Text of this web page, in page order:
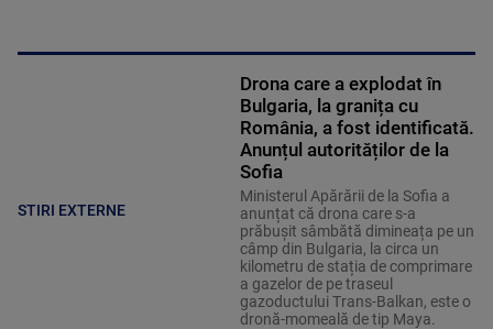
STIRI EXTERNE
Drona care a explodat în
Bulgaria, la granița cu
România, a fost identificată.
Anunțul autorităților de la
Sofia
Ministerul Apărării de la Sofia a
anunțat că drona care s-a
prăbușit sâmbătă dimineața pe un
câmp din Bulgaria, la circa un
kilometru de stația de comprimare
a gazelor de pe traseul
gazoductului Trans-Balkan, este o
dronă-momeală de tip Maya.